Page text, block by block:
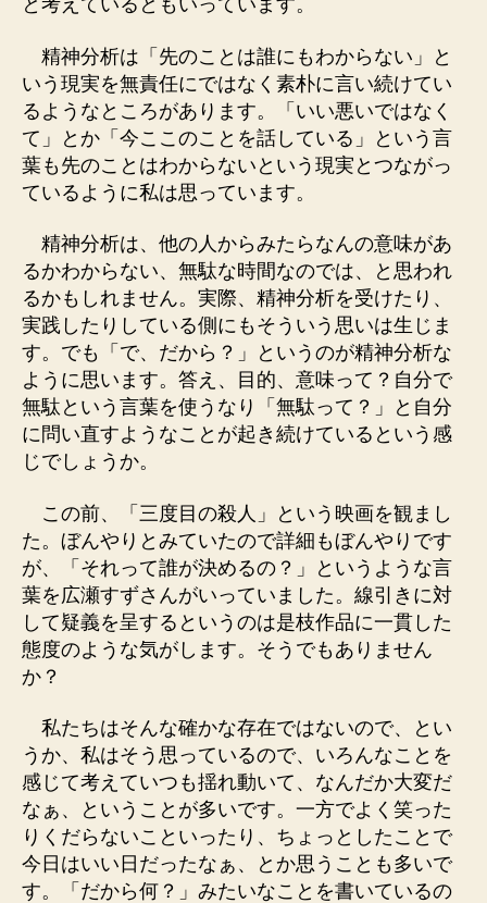
と考えているともいっています。
精神分析は「先のことは誰にもわからない」と
いう現実を無責任にではなく素朴に言い続けてい
るようなところがあります。「いい悪いではなく
て」とか「今ここのことを話している」という言
葉も先のことはわからないという現実とつながっ
ているように私は思っています。
精神分析は、他の人からみたらなんの意味があ
るかわからない、無駄な時間なのでは、と思われ
るかもしれません。実際、精神分析を受けたり、
実践したりしている側にもそういう思いは生じま
す。でも「で、だから？」というのが精神分析な
ように思います。答え、目的、意味って？自分で
無駄という言葉を使うなり「無駄って？」と自分
に問い直すようなことが起き続けているという感
じでしょうか。
この前、「三度目の殺人」という映画を観まし
た。ぼんやりとみていたので詳細もぼんやりです
が、「それって誰が決めるの？」というような言
葉を広瀬すずさんがいっていました。線引きに対
して疑義を呈するというのは是枝作品に一貫した
態度のような気がします。そうでもありません
か？
私たちはそんな確かな存在ではないので、とい
うか、私はそう思っているので、いろんなことを
感じて考えていつも揺れ動いて、なんだか大変だ
なぁ、ということが多いです。一方でよく笑った
りくだらないこといったり、ちょっとしたことで
今日はいい日だったなぁ、とか思うことも多いで
す。「だから何？」みたいなことを書いているの